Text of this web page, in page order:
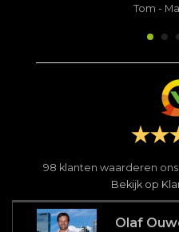
Tom -
98 klanten waarderen
Bekijk op
Olaf